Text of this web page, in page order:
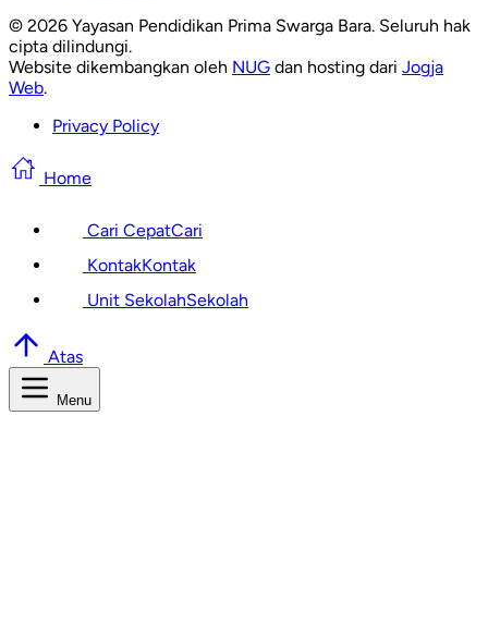
© 2026 Yayasan Pendidikan Prima Swarga Bara. Seluruh hak
cipta dilindungi.
Website dikembangkan oleh NUG dan hosting dari Jogja
Web.
Privacy Policy
Home
Cari CepatCari
KontakKontak
Unit SekolahSekolah
Atas
Menu